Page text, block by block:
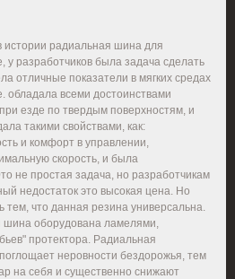
истории радиальная шина для
у разработчиков была задача сделать
отличные показатели в мягких средах
обладала всеми достоинствами
езде по твердым поверхностям, и
такими свойствами, как:
и комфорт в управлении,
скорость, и была
не простая задача, но разработчикам
недостаток это высокая цена. Но
тем, что данная резина универсальна.
шина оборудована ламелями,
протектора. Радиальная
неровности бездорожья, тем
на себя и существенно снижают